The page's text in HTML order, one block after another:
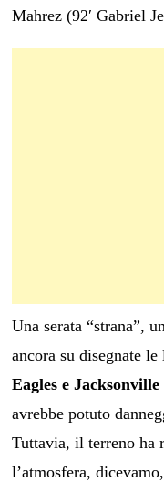
Mahrez (92′ Gabriel
Una serata “strana”,
ancora su disegnate
Eagles e
avrebbe potuto
Tuttavia, il terreno ha
l’atmosfera,